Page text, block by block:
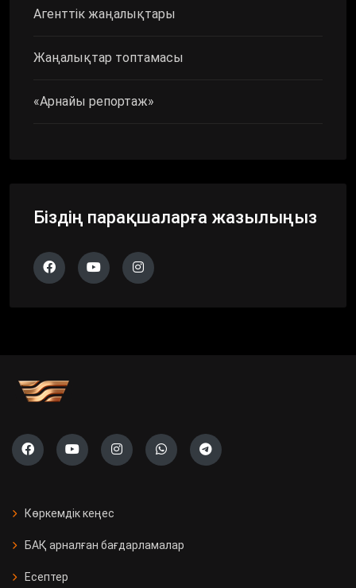
Агенттік жаңалықтары
Жаңалықтар топтамасы
«Арнайы репортаж»
Біздің парақшаларға жазылыңыз
Көркемдік кеңес
БАҚ арналған бағдарламалар
Есептер